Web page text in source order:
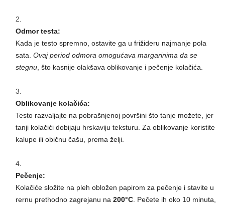
Odmor testa:
Kada je testo spremno, ostavite ga u frižideru najmanje pola
sata. Ovaj period odmora omogućava margarinima da se
stegnu, što kasnije olakšava oblikovanje i pečenje kolačića.
Oblikovanje kolačića:
Testo razvaljajte na pobrašnjenoj površini što tanje možete, jer
tanji kolačići dobijaju hrskaviju teksturu. Za oblikovanje koristite
kalupe ili običnu čašu, prema želji.
Pečenje:
Kolačiće složite na pleh obložen papirom za pečenje i stavite u
rernu prethodno zagrejanu na 200°C. Pečete ih oko 10 minuta,